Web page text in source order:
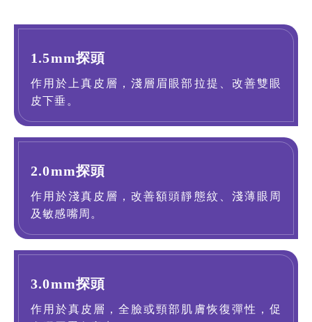
1.5mm探頭
作用於上真皮層，淺層眉眼部拉提、改善雙眼
皮下垂。
2.0mm探頭
作用於淺真皮層，改善額頭靜態紋、淺薄眼周
及敏感嘴周。
3.0mm探頭
作用於真皮層，全臉或頸部肌膚恢復彈性，促